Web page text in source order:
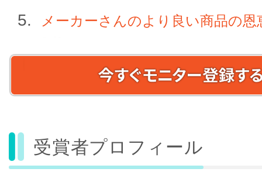
メーカーさんのより良い商品の恩
受賞者プロフィール